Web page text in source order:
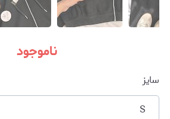
ناموجود
سایز
S